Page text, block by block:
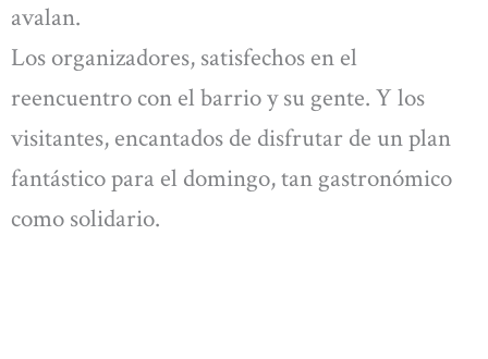
avalan.
Los organizadores, satisfechos en el
reencuentro con el barrio y su gente. Y los
visitantes, encantados de disfrutar de un plan
fantástico para el domingo, tan gastronómico
como solidario.